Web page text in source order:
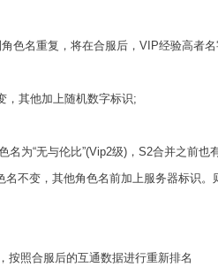
名重复，将在合服后，VIP经验高者名
其他加上随机数字标识;
“无与伦比”(Vip2级)，S2合并之前也
不变，其他角色名前加上服务器标识
照合服后的互通数据进行重新排名